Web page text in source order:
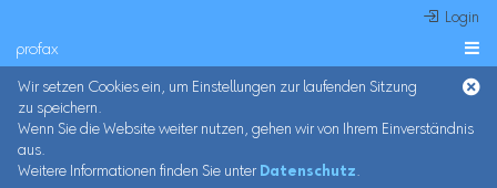
 Login
profax 
Wir setzen Cookies ein, um Einstellungen zur laufenden Sitzung
zu speichern.
Wenn Sie die Website weiter nutzen, gehen wir von Ihrem Einverständnis
aus.
Weitere Informationen finden Sie unter Datenschutz.